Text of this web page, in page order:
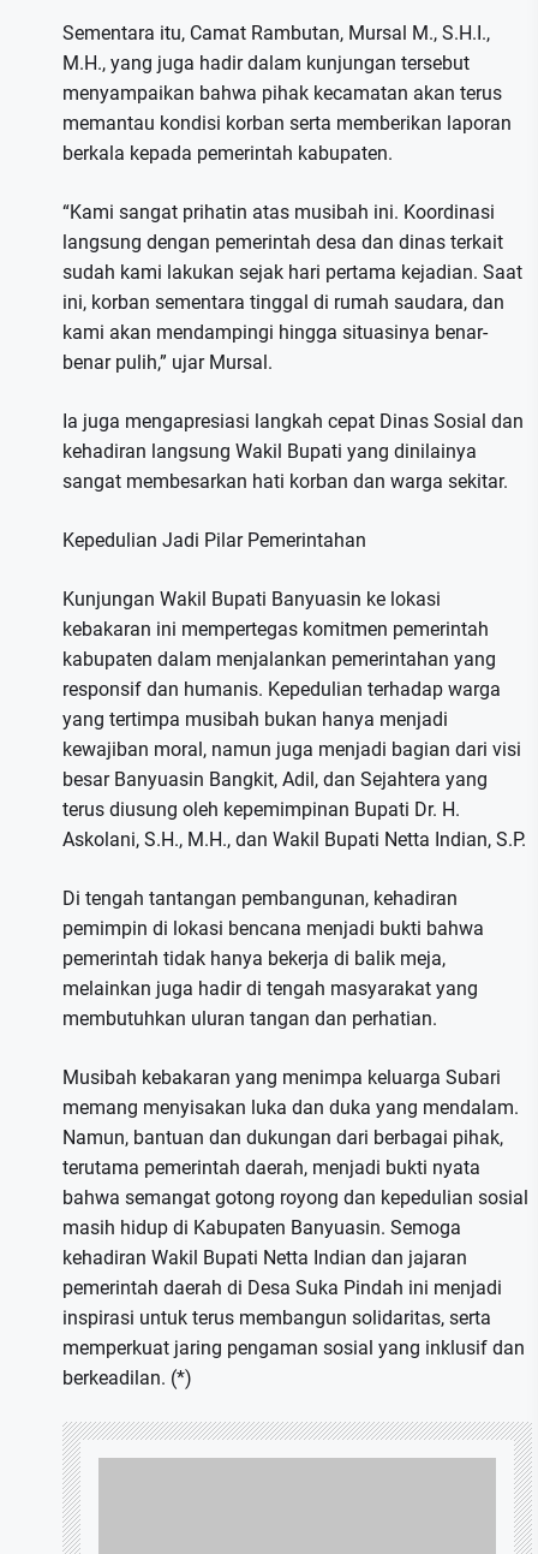
Sementara itu, Camat Rambutan, Mursal M., S.H.I.,
M.H., yang juga hadir dalam kunjungan tersebut
menyampaikan bahwa pihak kecamatan akan terus
memantau kondisi korban serta memberikan laporan
berkala kepada pemerintah kabupaten.
“Kami sangat prihatin atas musibah ini. Koordinasi
langsung dengan pemerintah desa dan dinas terkait
sudah kami lakukan sejak hari pertama kejadian. Saat
ini, korban sementara tinggal di rumah saudara, dan
kami akan mendampingi hingga situasinya benar-
benar pulih,” ujar Mursal.
Ia juga mengapresiasi langkah cepat Dinas Sosial dan
kehadiran langsung Wakil Bupati yang dinilainya
sangat membesarkan hati korban dan warga sekitar.
Kepedulian Jadi Pilar Pemerintahan
Kunjungan Wakil Bupati Banyuasin ke lokasi
kebakaran ini mempertegas komitmen pemerintah
kabupaten dalam menjalankan pemerintahan yang
responsif dan humanis. Kepedulian terhadap warga
yang tertimpa musibah bukan hanya menjadi
kewajiban moral, namun juga menjadi bagian dari visi
besar Banyuasin Bangkit, Adil, dan Sejahtera yang
terus diusung oleh kepemimpinan Bupati Dr. H.
Askolani, S.H., M.H., dan Wakil Bupati Netta Indian, S.P.
Di tengah tantangan pembangunan, kehadiran
pemimpin di lokasi bencana menjadi bukti bahwa
pemerintah tidak hanya bekerja di balik meja,
melainkan juga hadir di tengah masyarakat yang
membutuhkan uluran tangan dan perhatian.
Musibah kebakaran yang menimpa keluarga Subari
memang menyisakan luka dan duka yang mendalam.
Namun, bantuan dan dukungan dari berbagai pihak,
terutama pemerintah daerah, menjadi bukti nyata
bahwa semangat gotong royong dan kepedulian sosial
masih hidup di Kabupaten Banyuasin. Semoga
kehadiran Wakil Bupati Netta Indian dan jajaran
pemerintah daerah di Desa Suka Pindah ini menjadi
inspirasi untuk terus membangun solidaritas, serta
memperkuat jaring pengaman sosial yang inklusif dan
berkeadilan. (*)